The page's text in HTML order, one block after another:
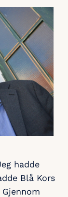
hadde
Blå Kors